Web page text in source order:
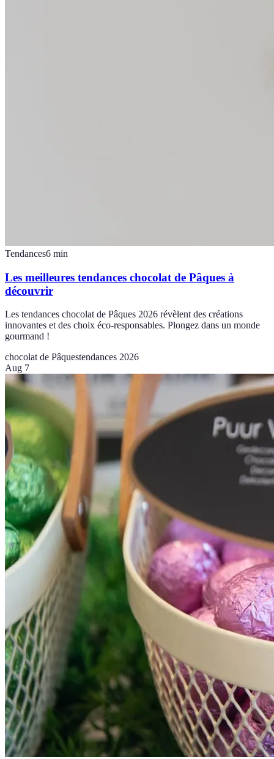
Tendances6 min
Les meilleures tendances chocolat de Pâques à
découvrir
Les tendances chocolat de Pâques 2026 révèlent des créations
innovantes et des choix éco-responsables. Plongez dans un monde
gourmand !
chocolat de Pâquestendances 2026
Aug 7